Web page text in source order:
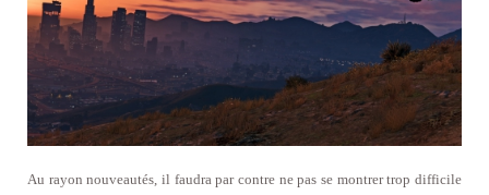
Au rayon nouveautés, il faudra par contre ne pas se montrer trop difficile